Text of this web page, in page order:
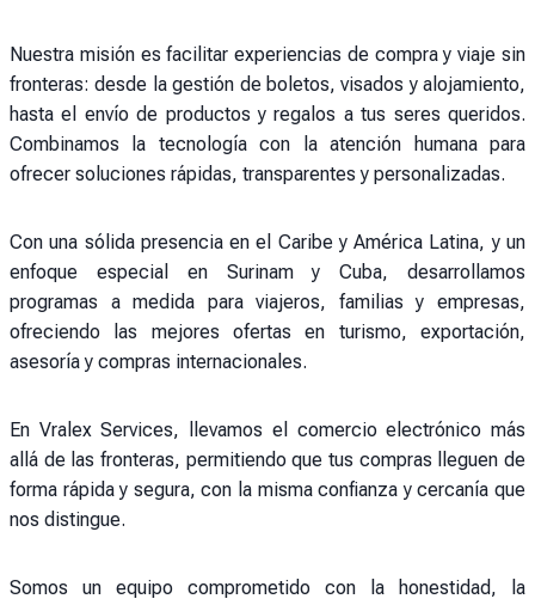
Nuestra misión es facilitar experiencias de compra y viaje sin
fronteras: desde la gestión de boletos, visados y alojamiento,
hasta el envío de productos y regalos a tus seres queridos.
Combinamos la tecnología con la atención humana para
ofrecer soluciones rápidas, transparentes y personalizadas.
Con una sólida presencia en el Caribe y América Latina, y un
enfoque especial en Surinam y Cuba, desarrollamos
programas a medida para viajeros, familias y empresas,
ofreciendo las mejores ofertas en turismo, exportación,
asesoría y compras internacionales.
En Vralex Services, llevamos el comercio electrónico más
allá de las fronteras, permitiendo que tus compras lleguen de
forma rápida y segura, con la misma confianza y cercanía que
nos distingue.
Somos un equipo comprometido con la honestidad, la